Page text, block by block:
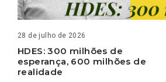
28 de julho de 2026
HDES: 300 milhões de
esperança, 600 milhões de
realidade